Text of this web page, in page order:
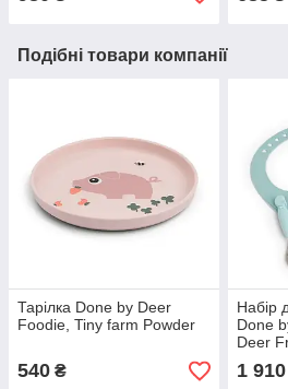
Подібні товари компанії
Тарілка Done by Deer
Foodie, Tiny farm Powder
540 ₴
Набір
Done
Deer
1 910